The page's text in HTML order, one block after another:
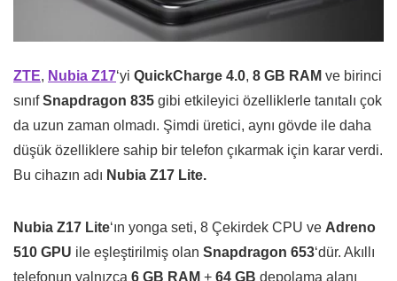
ZTE, Nubia Z17‘yi QuickCharge 4.0, 8 GB RAM ve birinci
sınıfSnapdragon 835 gibi etkileyici özelliklerle tanıtalı çok
da uzun zaman olmadı. Şimdi üretici, aynı gövde ile daha
düşük özelliklere sahip bir telefon çıkarmak için karar verdi.
Bu cihazın adı Nubia Z17 Lite.
Nubia Z17 Lite‘ın yonga seti, 8 Çekirdek CPU ve Adreno
510 GPU ile eşleştirilmiş olan Snapdragon 653‘dür. Akıllı
telefonun yalnızca 6 GB RAM + 64 GB depolama alanı